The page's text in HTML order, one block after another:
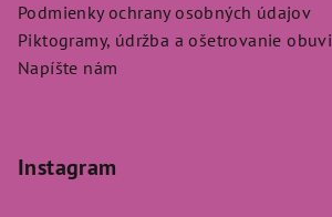
Podmienky ochrany osobných údajov
Piktogramy, údržba a ošetrovanie obuvi
Napíšte nám
Instagram